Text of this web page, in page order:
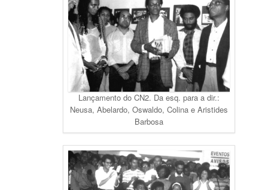
Lançamento do CN2. Da esq. para a dir.:
Neusa, Abelardo, Oswaldo, Colina e Aristides
Barbosa